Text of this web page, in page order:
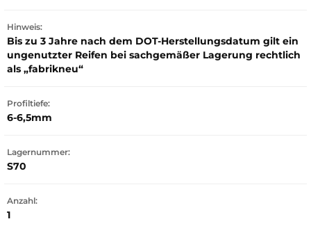
Hinweis:
Bis zu 3 Jahre nach dem DOT-Herstellungsdatum gilt ein
ungenutzter Reifen bei sachgemäßer Lagerung rechtlich
als „fabrikneu“
Profiltiefe:
6-6,5mm
Lagernummer:
S70
Anzahl:
1